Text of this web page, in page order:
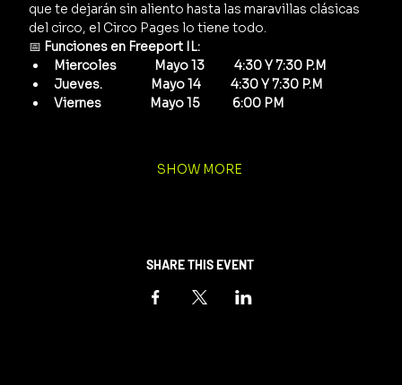
que te dejarán sin aliento hasta las maravillas clásicas
del circo, el Circo Pages lo tiene todo.
📅 Funciones en Freeport IL:
Miercoles              Mayo 13           4:30 Y 7:30 P.M
Jueves.                  Mayo 14           4:30 Y 7:30 P.M
Viernes                  Mayo 15            6:00 PM
SHOW MORE
SHARE THIS EVENT